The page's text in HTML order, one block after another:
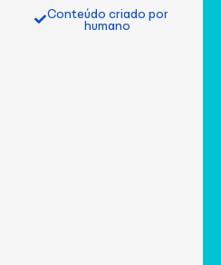
Conteúdo criado por
humano